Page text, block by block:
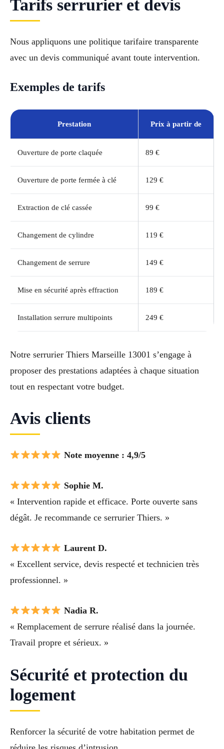
Tarifs serrurier et devis
Nous appliquons une politique tarifaire transparente
avec un devis communiqué avant toute intervention.
Exemples de tarifs
Prestation Prix à partir de
Ouverture de porte claquée 89 €
Ouverture de porte fermée à clé 129 €
Extraction de clé cassée 99 €
Changement de cylindre 119 €
Changement de serrure 149 €
Mise en sécurité après effraction 189 €
Installation serrure multipoints 249 €
Notre serrurier Thiers Marseille 13001 s’engage à
proposer des prestations adaptées à chaque situation
tout en respectant votre budget.
Avis clients
Note moyenne : 4,9/5
Sophie M.
« Intervention rapide et efficace. Porte ouverte sans
dégât. Je recommande ce serrurier Thiers. »
Laurent D.
« Excellent service, devis respecté et technicien très
professionnel. »
Nadia R.
« Remplacement de serrure réalisé dans la journée.
Travail propre et sérieux. »
Sécurité et protection du
logement
Renforcer la sécurité de votre habitation permet de